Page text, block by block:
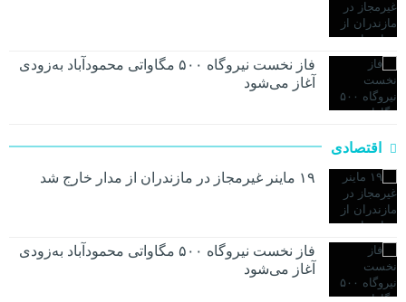
فاز نخست نیروگاه ۵۰۰ مگاواتی محمودآباد به‌زودی
آغاز می‌شود
اقتصادی
۱۹ ماینر غیرمجاز در مازندران از مدار خارج شد
فاز نخست نیروگاه ۵۰۰ مگاواتی محمودآباد به‌زودی
آغاز می‌شود